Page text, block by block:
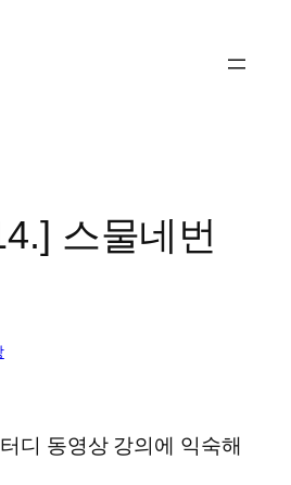
스물네번
디 동영상 강의에 익숙해